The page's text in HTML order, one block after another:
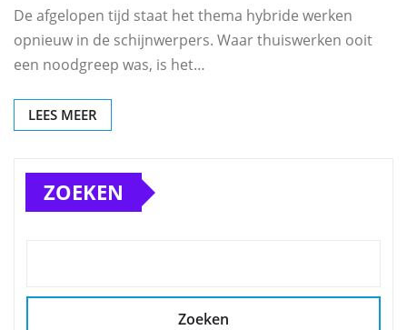
De afgelopen tijd staat het thema hybride werken
opnieuw in de schijnwerpers. Waar thuiswerken ooit
een noodgreep was, is het…
LEES MEER
ZOEKEN
Zoeken